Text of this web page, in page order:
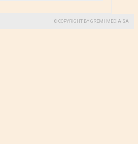
© COPYRIGHT BY GREMI MEDIA SA